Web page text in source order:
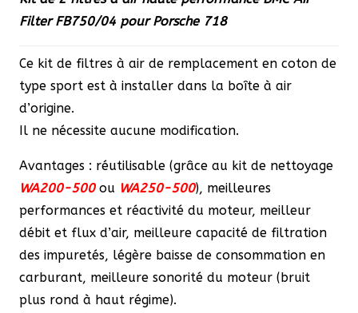
performance
BMC
FB750/04
pour
718
Filter FB750/04 pour Porsche 718
Ce kit de filtres à air de remplacement en coton de
type sport est à installer dans la boîte à air
d’origine.
Il ne nécessite aucune modification.
Avantages : réutilisable (grâce au kit de nettoyage
WA200-500ou WA250-500), meilleures
performances et réactivité du moteur, meilleur
débit et flux d’air, meilleure capacité de filtration
des impuretés, légère baisse de consommation en
carburant, meilleure sonorité du moteur (bruit
plus rond à haut régime).